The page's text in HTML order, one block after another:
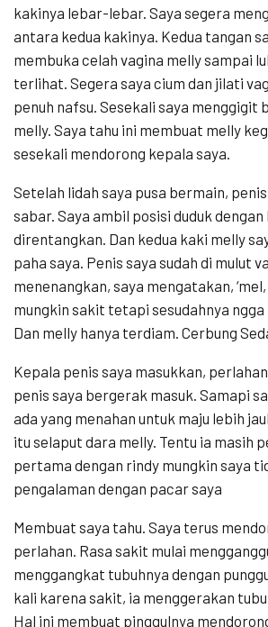
kakinya lebar-lebar. Saya segera
antara kedua kakinya. Kedua tangan
membuka celah vagina melly sampai
terlihat. Segera saya cium dan jilati
penuh nafsu. Sesekali saya menggigit
melly. Saya tahu ini membuat melly
sesekali mendorong kepala saya.
Setelah lidah saya pusa bermain,
sabar. Saya ambil posisi duduk dengan
direntangkan. Dan kedua kaki melly
paha saya. Penis saya sudah di mulut
menenangkan, saya mengatakan,
mungkin sakit tetapi sesudahnya ngga
Dan melly hanya terdiam. Cerbung
Kepala penis saya masukkan,
penis saya bergerak masuk. Samapi
ada yang menahan untuk maju lebih
itu selaput dara melly. Tentu ia masih
pertama dengan rindy mungkin saya
pengalaman dengan pacar saya
Membuat saya tahu. Saya terus
perlahan. Rasa sakit mulai
menggangkat tubuhnya dengan
kali karena sakit, ia menggerakan
Hal ini membuat pinggulnya